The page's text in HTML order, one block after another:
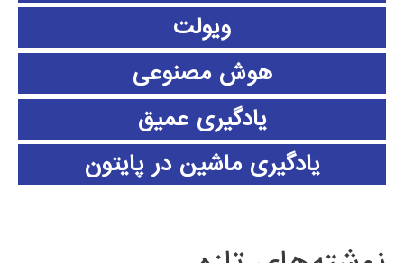
ویولت
هوش مصنوعی
یادگیری عمیق
یادگیری ماشین در پایتون